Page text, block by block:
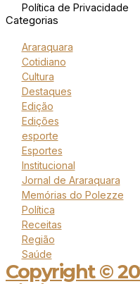
Política de Privacidade
Categorias
Araraquara
Cotidiano
Cultura
Destaques
Edição
Edições
esporte
Esportes
Institucional
Jornal de Araraquara
Memórias do Polezze
Política
Receitas
Região
Saúde
Copyright ©